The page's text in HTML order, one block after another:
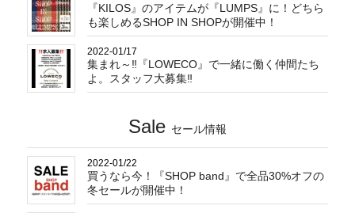
『KILOS』のアイテムが『LUMPS』に！どちら
も楽しめるSHOP IN SHOPが開催中！
2022-01/17
集まれ～‼︎『LOWECO』で一緒に働く仲間たち
よ。スタッフ大募集‼︎
Sale セール情報
2022-01/22
買うなら今！『SHOP band』で全品30%オフの
冬セールが開催中！